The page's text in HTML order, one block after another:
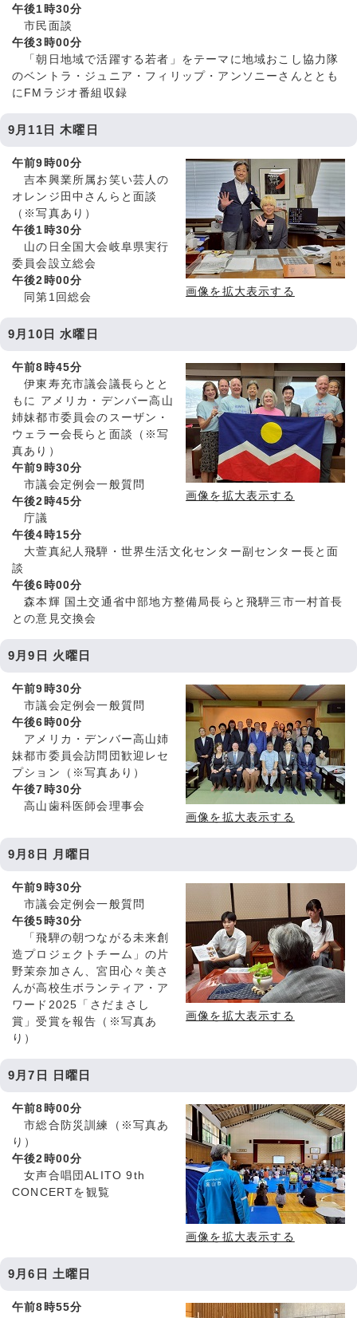
午後1時30分
市民面談
午後3時00分
「朝日地域で活躍する若者」をテーマに地域おこし協力隊
のベントラ・ジュニア・フィリップ・アンソニーさんととも
にFMラジオ番組収録
9月11日 木曜日
画像を拡大表示する
午前9時00分
吉本興業所属お笑い芸人の
オレンジ田中さんらと面談
（※写真あり）
午後1時30分
山の日全国大会岐阜県実行
委員会設立総会
午後2時00分
同第1回総会
9月10日 水曜日
画像を拡大表示する
午前8時45分
伊東寿充市議会議長らとと
もに アメリカ・デンバー高山
姉妹都市委員会のスーザン・
ウェラー会長らと面談（※写
真あり）
午前9時30分
市議会定例会一般質問
午後2時45分
庁議
午後4時15分
大萱真紀人飛騨・世界生活文化センター副センター長と面
談
午後6時00分
森本輝 国土交通省中部地方整備局長らと飛騨三市一村首長
との意見交換会
9月9日 火曜日
画像を拡大表示する
午前9時30分
市議会定例会一般質問
午後6時00分
アメリカ・デンバー高山姉
妹都市委員会訪問団歓迎レセ
プション（※写真あり）
午後7時30分
高山歯科医師会理事会
9月8日 月曜日
画像を拡大表示する
午前9時30分
市議会定例会一般質問
午後5時30分
「飛騨の朝つながる未来創
造プロジェクトチーム」の片
野茉奈加さん、宮田心々美さ
んが高校生ボランティア・ア
ワード2025「さだまさし
賞」受賞を報告（※写真あ
り）
9月7日 日曜日
画像を拡大表示する
午前8時00分
市総合防災訓練（※写真あ
り）
午後2時00分
女声合唱団ALITO 9th
CONCERTを観覧
9月6日 土曜日
午前8時55分